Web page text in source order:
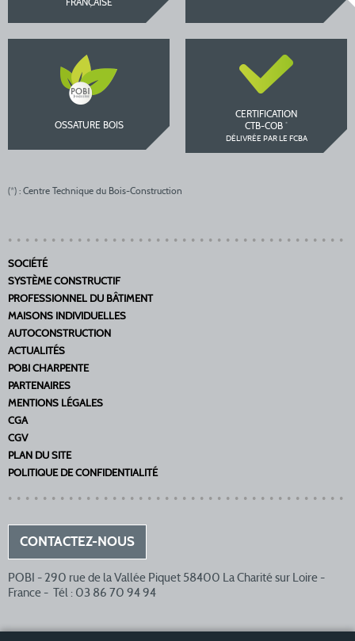
FRANÇAISE
OSSATURE BOIS
CERTIFICATION
CTB-COB *
DÉLIVRÉE PAR LE FCBA
(*) : Centre Technique du Bois-Construction
SOCIÉTÉ
SYSTÈME CONSTRUCTIF
PROFESSIONNEL DU BÂTIMENT
MAISONS INDIVIDUELLES
AUTOCONSTRUCTION
ACTUALITÉS
POBI CHARPENTE
PARTENAIRES
MENTIONS LÉGALES
CGA
CGV
PLAN DU SITE
POLITIQUE DE CONFIDENTIALITÉ
CONTACTEZ-NOUS
POBI - 290 rue de la Vallée Piquet 58400 La Charité sur Loire -
France - Tél : 03 86 70 94 94